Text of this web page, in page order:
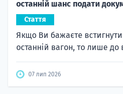
останній шанс подати
Стаття
Якщо Ви бажаєте
останній вагон, то лише до
07 лип 2026